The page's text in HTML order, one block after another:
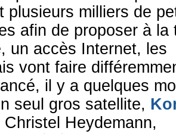
plusieurs milliers de
afin de proposer à la
un accès Internet, les
vont faire
il y a quelques
seul gros satellite,
Christel Heydemann,